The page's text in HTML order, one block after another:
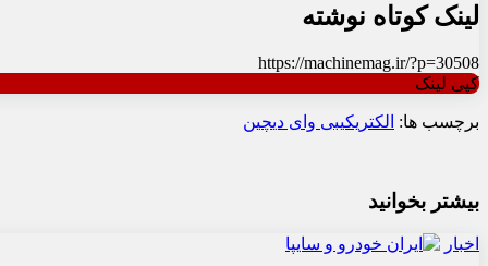
لینک کوتاه نوشته
https://machinemag.ir/?p=30508
کپی لینک
برچسب ها: الکتریکیبی وای دیچین
بیشتر بخوانید
اخبار